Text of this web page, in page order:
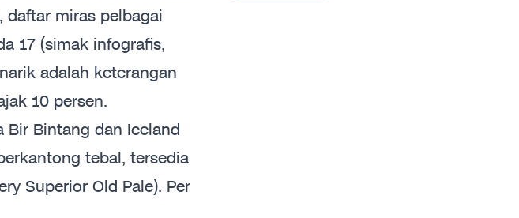
daftar miras pelbagai
17 (simak infografis,
adalah keterangan
10 persen.
Bintang dan Iceland
tebal, tersedia
Superior Old Pale). Per